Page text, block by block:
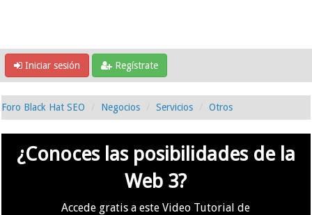
Iniciar sesión Regístrate
Foro Black Hat SEO Negocios Servicios Otros
¿Conoces las posibilidades de la
Web 3?
Accede gratis a este Video Tutorial de